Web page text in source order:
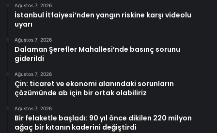
Ağustos 7, 2026
İstanbul İtfaiyesi’nden yangın riskine karşı videolu
uyarı
Ağustos 7, 2026
Dalaman Şerefler Mahallesi’nde basınç sorunu
giderildi
Ağustos 7, 2026
Çin: ticaret ve ekonomi alanındaki sorunların
çözümünde ab için bir ortak olabiliriz
Ağustos 7, 2026
Bir felaketle başladı: 90 yıl önce dikilen 220 milyon
ağaç bir kıtanın kaderini değiştirdi